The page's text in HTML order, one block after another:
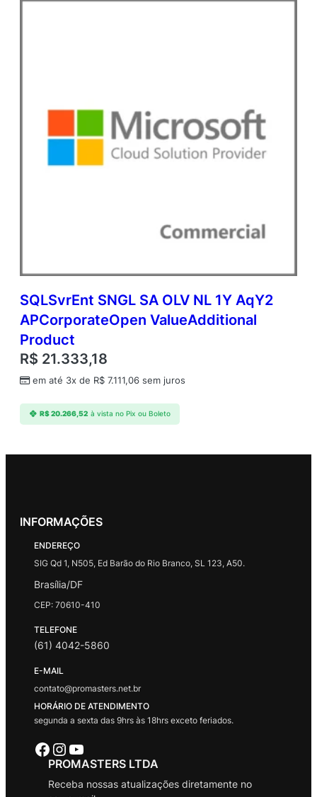
SQLSvrEnt SNGL SA OLV NL 1Y AqY2
APCorporateOpen ValueAdditional
Product
R$ 21.333,18
em até 3x de R$ 7.111,06 sem juros
R$20.266,52 à vista no Pix ou Boleto
INFORMAÇÕES
ENDEREÇO
SIG Qd 1, N505, Ed Barão do Rio Branco, SL 123, A50.
Brasília/DF
CEP: 70610-410
TELEFONE
(61) 4042-5860
E-MAIL
contato@promasters.net.br
HORÁRIO DE ATENDIMENTO
segunda a sexta das 9hrs às 18hrs exceto feriados.
Facebook Instagram Youtube
PROMASTERS LTDA
Receba nossas atualizações diretamente no